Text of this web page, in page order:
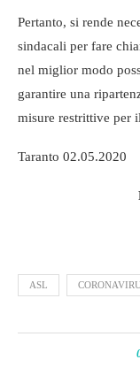
Pertanto, si rende
sindacali per fare
nel miglior modo
garantire una
misure restrittive per
Taranto 02.05.2020
ASL